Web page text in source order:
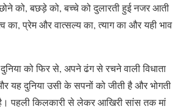
को, बछड़े को, बच्चे को दुलारती हुई नजर आती
का, प्रेम और वात्सल्य का, त्याग का और यही भाव
दुनिया को फिर से, अपने ढंग से रचने वाली विधाता
यह दुनिया उसी के सपनों को जीती है और भोगती
पहली किलकारी से लेकर आखिरी सांस तक मां